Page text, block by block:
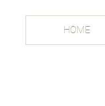
HOME